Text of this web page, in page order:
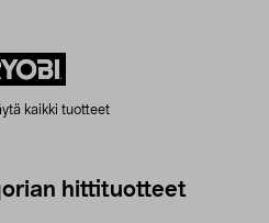
kaikki tuotteet
hittituotteet